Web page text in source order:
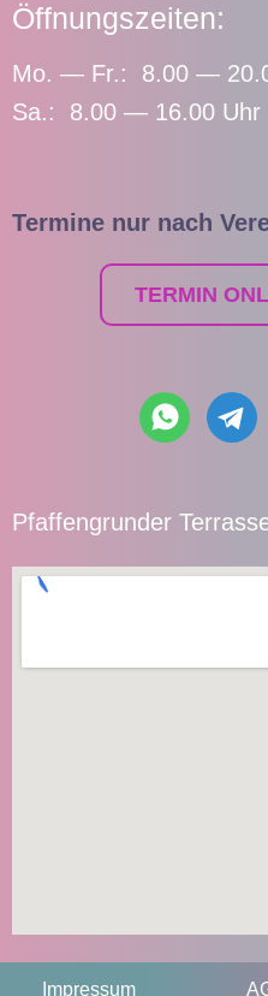
Öffnungszeiten:
Mo. — Fr.: 8.00 —
Sa.: 8.00 — 16.00 Uhr
Termine nur nach
TERMIN
Pfaffengrunder
Impressum